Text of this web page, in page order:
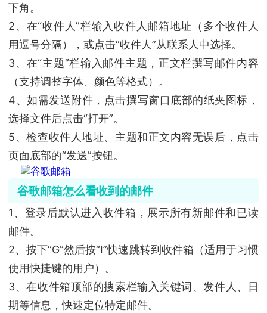
下角。
2、在“收件人”栏输入收件人邮箱地址（多个收件人
用逗号分隔），或点击“收件人”从联系人中选择。
3、在“主题”栏输入邮件主题，正文栏撰写邮件内容
（支持调整字体、颜色等格式）。
4、如需发送附件，点击撰写窗口底部的纸夹图标，
选择文件后点击“打开”。
5、检查收件人地址、主题和正文内容无误后，点击
页面底部的“发送”按钮。
谷歌邮箱怎么看收到的邮件
1、登录后默认进入收件箱，展示所有新邮件和已读
邮件。
2、按下“G”然后按“I”快速跳转到收件箱（适用于习惯
使用快捷键的用户）。
3、在收件箱顶部的搜索栏输入关键词、发件人、日
期等信息，快速定位特定邮件。